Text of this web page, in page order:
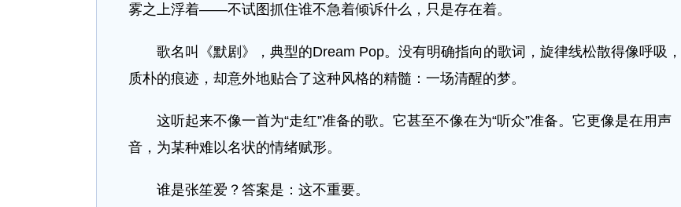
雾之上浮着——不试图抓住谁不急着倾诉什么，只是存在着。
歌名叫《默剧》，典型的Dream Pop。没有明确指向的歌词，旋律线松散得像呼吸，
质朴的痕迹，却意外地贴合了这种风格的精髓：一场清醒的梦。
这听起来不像一首为“走红”准备的歌。它甚至不像在为“听众”准备。它更像是在用声
音，为某种难以名状的情绪赋形。
谁是张笙爱？答案是：这不重要。